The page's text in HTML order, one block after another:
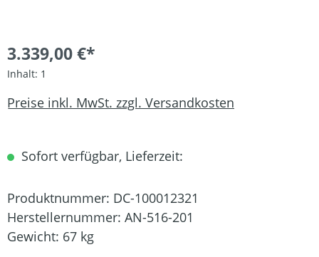
3.339,00 €*
Inhalt: 1
Preise inkl. MwSt. zzgl. Versandkosten
Sofort verfügbar, Lieferzeit:
Produktnummer: DC-100012321
Herstellernummer: AN-516-201
Gewicht: 67 kg